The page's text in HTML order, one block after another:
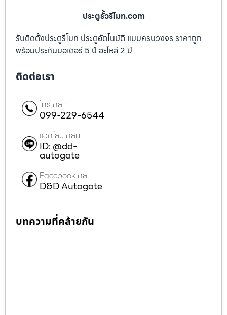
ประตูรั้วรีโมท.com
รับติดตั้งประตูรีโมท ประตูอัตโนมัติ แบบครบวงจร ราคาถูก
พร้อมประกันมอเตอร์ 5 ปี อะไหล่ 2 ปี
ติดต่อเรา
โทร คลิก
099-229-6544
แอดไลน์ คลิก
ID: @dd-
autogate
Facebook คลิก
D&D Autogate
บทความที่คล้ายกัน